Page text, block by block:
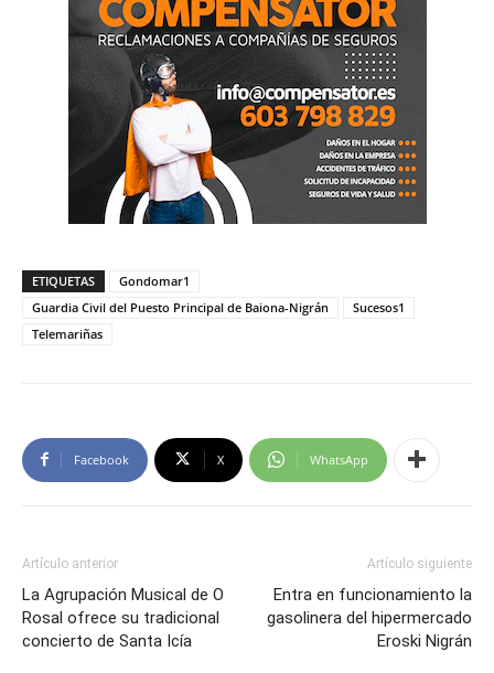
ETIQUETAS
Gondomar1
Guardia Civil del Puesto Principal de Baiona-Nigrán
Sucesos1
Telemariñas
Facebook X WhatsApp
Artículo anterior
La Agrupación Musical de O
Rosal ofrece su tradicional
concierto de Santa Icía
Artículo siguiente
Entra en funcionamiento la
gasolinera del hipermercado
Eroski Nigrán